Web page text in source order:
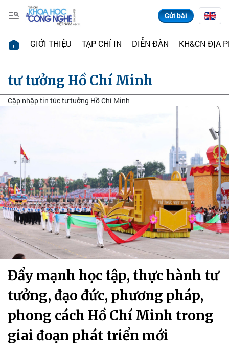
Gửi bài
GIỚI THIỆU TẠP CHÍ IN DIỄN ĐÀN KH&CN ĐỊA
tư tưởng Hồ Chí Minh
Cập nhập tin tức tư tưởng Hồ Chí Minh
Đẩy mạnh học tập, thực hành tư
tưởng, đạo đức, phương pháp,
phong cách Hồ Chí Minh trong
giai đoạn phát triển mới